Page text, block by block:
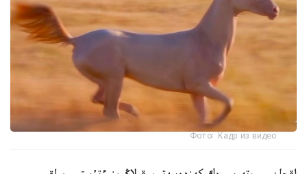
Фото: Кадр из видео